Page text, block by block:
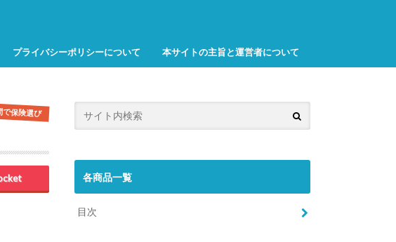
プライバシーポリシーについて 本サイトの主旨と運営者について
で保険選び
各商品一覧
目次